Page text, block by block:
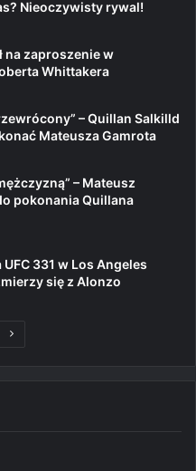
Nieoczywisty rywal!
na zaproszenie w
Whittakera
– Quillan Salkilld
Mateusza Gamrota
– Mateusz
pokonania Quillana
331 w Los Angeles
się z Alonzo
Następna